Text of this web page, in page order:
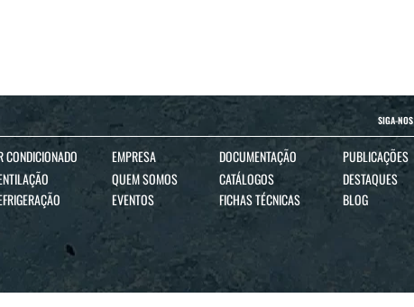
SIGA-NOS
CONDICIONADO
EMPRESA
QUEM SOMOS
EVENTOS
DOCUMENTAÇÃO
CATÁLOGOS
FICHAS TÉCNICAS
PUBLICAÇÕES
DESTAQUES
BLOG